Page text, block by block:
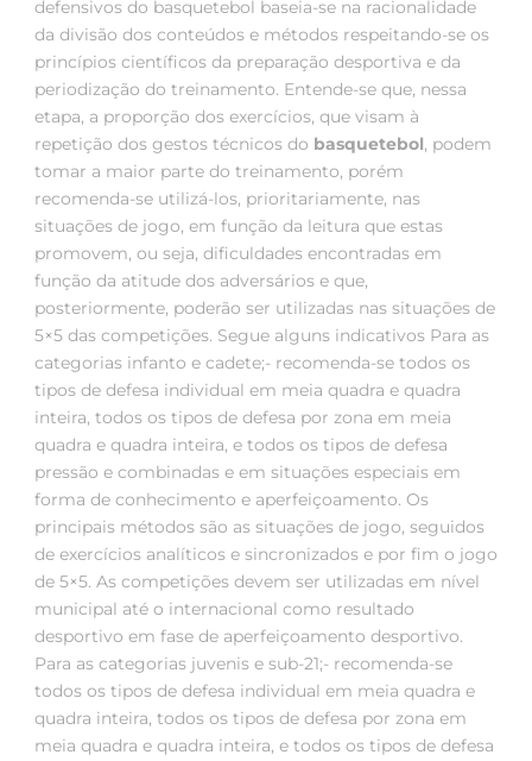
defensivos do basquetebol baseia-se na racionalidade
da divisão dos conteúdos e métodos respeitando-se os
princípios científicos da preparação desportiva e da
periodização do treinamento. Entende-se que, nessa
etapa, a proporção dos exercícios, que visam à
repetição dos gestos técnicos do basquetebol, podem
tomar a maior parte do treinamento, porém
recomenda-se utilizá-los, prioritariamente, nas
situações de jogo, em função da leitura que estas
promovem, ou seja, dificuldades encontradas em
função da atitude dos adversários e que,
posteriormente, poderão ser utilizadas nas situações de
5×5 das competições. Segue alguns indicativos Para as
categorias infanto e cadete;- recomenda-se todos os
tipos de defesa individual em meia quadra e quadra
inteira, todos os tipos de defesa por zona em meia
quadra e quadra inteira, e todos os tipos de defesa
pressão e combinadas e em situações especiais em
forma de conhecimento e aperfeiçoamento. Os
principais métodos são as situações de jogo, seguidos
de exercícios analíticos e sincronizados e por fim o jogo
de 5×5. As competições devem ser utilizadas em nível
municipal até o internacional como resultado
desportivo em fase de aperfeiçoamento desportivo.
Para as categorias juvenis e sub-21;- recomenda-se
todos os tipos de defesa individual em meia quadra e
quadra inteira, todos os tipos de defesa por zona em
meia quadra e quadra inteira, e todos os tipos de defesa